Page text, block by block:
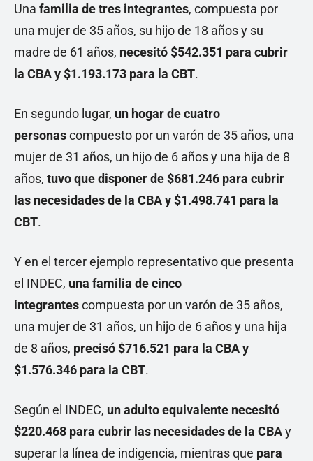
Una familia de tres integrantes, compuesta por
una mujer de 35 años, su hijo de 18 años y su
madre de 61 años, necesitó $542.351 para cubrir
la CBA y $1.193.173 para la CBT.
En segundo lugar, un hogar de cuatro
personascompuesto por un varón de 35 años, una
mujer de 31 años, un hijo de 6 años y una hija de 8
años, tuvo que disponer de $681.246 para cubrir
las necesidades de la CBA y $1.498.741 para la
CBT.
Y en el tercer ejemplo representativo que presenta
el INDEC, una familia de cinco
integrantescompuesta por un varón de 35 años,
una mujer de 31 años, un hijo de 6 años y una hija
de 8 años, precisó $716.521 para la CBA y
$1.576.346 para la CBT.
Según el INDEC, un adulto equivalente necesitó
$220.468 para cubrir las necesidades de la CBAy
superar la línea de indigencia, mientras que para